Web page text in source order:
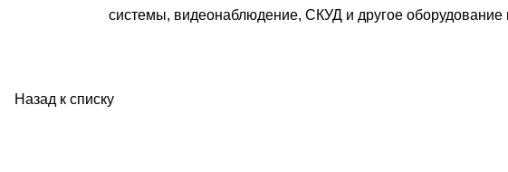
системы, видеонаблюдение, СКУД и другое
Назад к списку